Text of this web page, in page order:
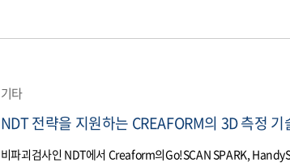
기타
NDT 전략을 지원하는 CREAFORM의 3D 측정 기
비파괴검사인 NDT에서 Creaform의Go!SCAN SPARK,